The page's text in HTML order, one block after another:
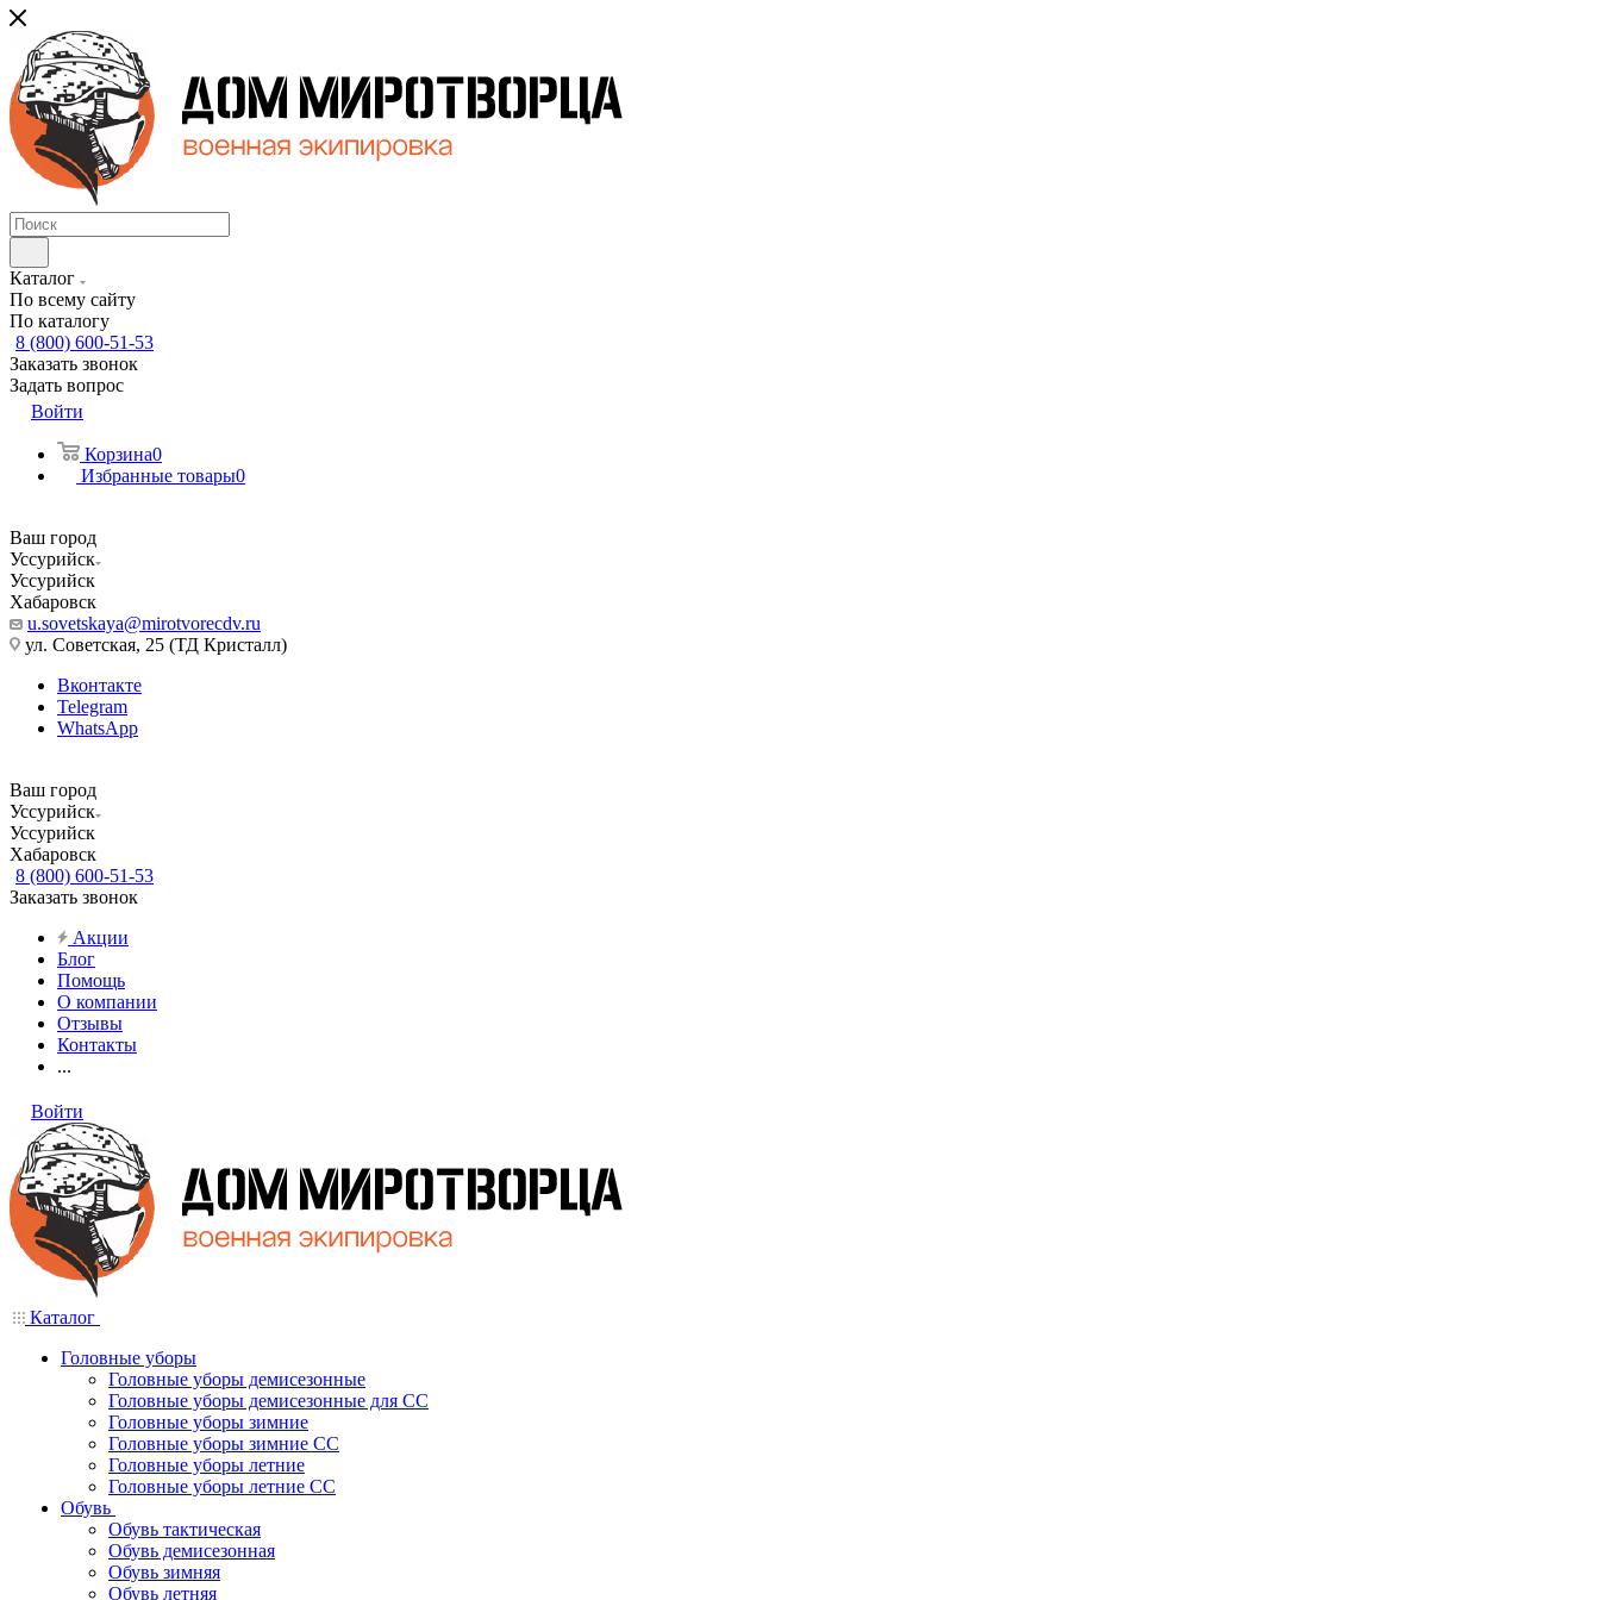
Каталог
По всему сайту
По каталогу
8 (800) 600-51-53
Заказать звонок
Задать вопрос
Войти
Корзина0
Избранные товары0
Ваш город
Уссурийск
Уссурийск
Хабаровск
u.sovetskaya@mirotvorecdv.ru
ул. Советская, 25 (ТД Кристалл)
Вконтакте
Telegram
WhatsApp
Ваш город
Уссурийск
Уссурийск
Хабаровск
8 (800) 600-51-53
Заказать звонок
Акции
Блог
Помощь
О компании
Отзывы
Контакты
...
Войти
Каталог
Головные уборы
Головные уборы демисезонные
Головные уборы демисезонные для СС
Головные уборы зимние
Головные уборы зимние СС
Головные уборы летние
Головные уборы летние СС
Обувь
Обувь тактическая
Обувь демисезонная
Обувь зимняя
Обувь летняя